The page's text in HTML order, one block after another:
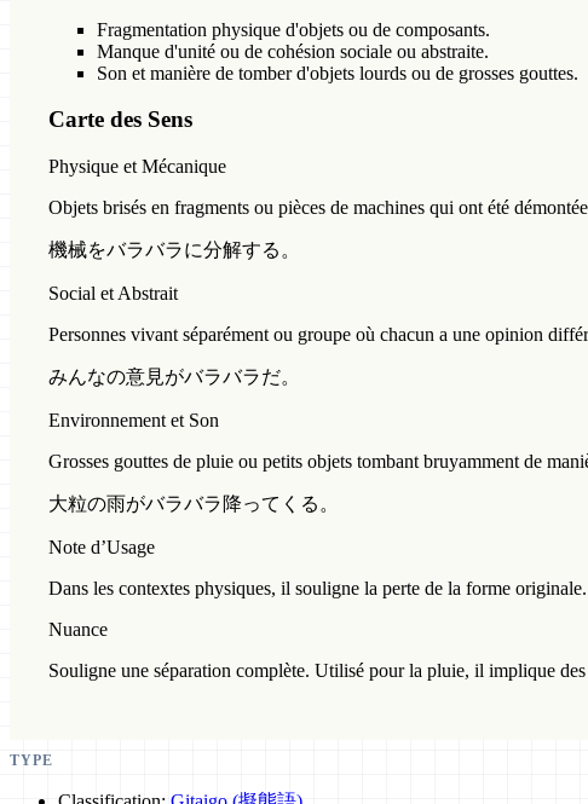
Fragmentation physique d'objets ou de composants.
Manque d'unité ou de cohésion sociale ou abstraite.
Son et manière de tomber d'objets lourds ou de grosses gouttes.
Carte des Sens
Physique et Mécanique
Objets brisés en fragments ou pièces de machines qui ont été
機械をバラバラに分解する。
Social et Abstrait
Personnes vivant séparément ou groupe où chacun a une opinion
みんなの意見がバラバラだ。
Environnement et Son
Grosses gouttes de pluie ou petits objets tombant bruyamment de
大粒の雨がバラバラ降ってくる。
Note d’Usage
Dans les contextes physiques, il souligne la perte de la forme
Nuance
Souligne une séparation complète. Utilisé pour la pluie, il implique
TYPE